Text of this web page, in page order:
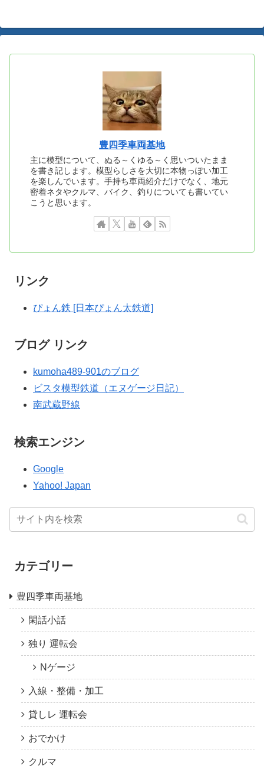
豊四季車両基地
主に模型について、ぬる～くゆる～く思いついたまま
を書き記します。模型らしさを大切に本物っぽい加工
を楽しんでいます。手持ち車両紹介だけでなく、地元
密着ネタやクルマ、バイク、釣りについても書いてい
こうと思います。
リンク
ぴょん鉄 [日本ぴょん太鉄道]
ブログ リンク
kumoha489-901のブログ
ビスタ模型鉄道（エヌゲージ日記）
南武蔵野線
検索エンジン
Google
Yahoo! Japan
カテゴリー
豊四季車両基地
閑話小話
独り 運転会
Nゲージ
入線・整備・加工
貸しレ 運転会
おでかけ
クルマ